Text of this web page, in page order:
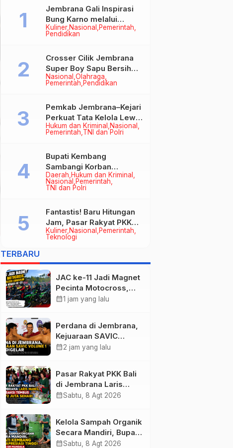
Kuliner Nasional
Pemerintah
Pendidikan
Jembrana Gali Inspirasi
Bung Karno melalui
Lomba Cipta Menu
Nasional Olahraga
Pemerintah Pendidikan
Crosser Cilik Jembrana
Super Boy Sapu Bersih
Empat Gelar Motocross
Hukum dan Kriminal
Nasional
Pemerintah TNI dan Polri
Pemkab Jembrana–Kejari
Perkuat Tata Kelola Lewat
Kerja Sama Hukum Datun
Daerah Hukum dan Kriminal
Nasional
Pemerintah
TNI dan Polri
Bupati Kembang
Sambangi Korban
Kebakaran di Manistutu,
Bantuan Disalurkan untuk
Kuliner Nasional
Pemerintah
Teknologi
Fantastis! Baru Hitungan
Jam, Pasar Rakyat PKK
Provinsi Bali di Jembrana
Raup Omzet Ratusan Juta
TERBARU
JAC ke-11 Jadi Magnet
Pecinta Motocross,
Ribuan Crosser
calendar_month1 jam yang lalu
Perdana di Jembrana,
Kejuaraan SAVIC
Volume 1 Resmi
calendar_month2 jam yang lalu
Pasar Rakyat PKK Bali
di Jembrana Laris
Manis, Transaksi
calendar_monthSabtu, 8 Agt 2026
Kelola Sampah Organik
Secara Mandiri, Bupati
Kembang Beri
calendar_monthSabtu, 8 Agt 2026